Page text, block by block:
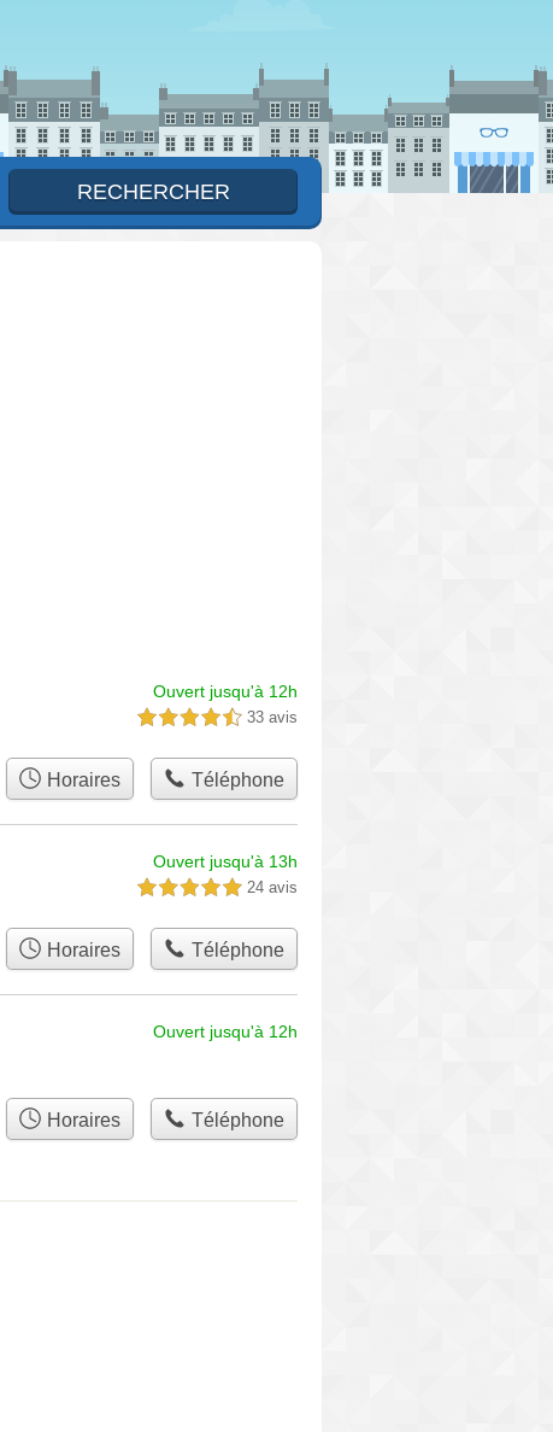
Ouvert jusqu'à 12h
4,5 étoiles sur 5 33 avis
Horaires Téléphone
Ouvert jusqu'à 13h
5,0 étoiles sur 5 24 avis
Horaires Téléphone
Ouvert jusqu'à 12h
Horaires Téléphone